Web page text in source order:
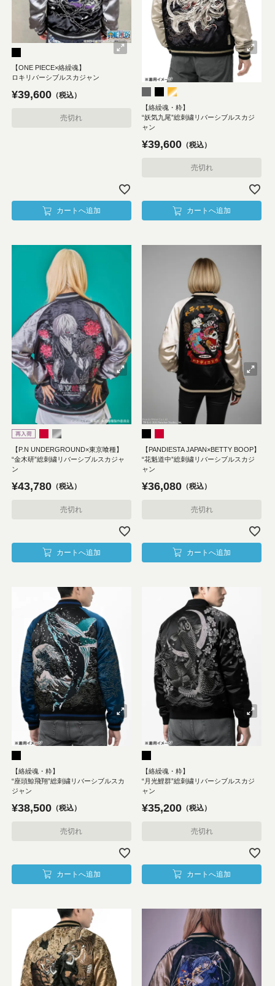
【ONE PIECE×絡繰魂】
ロキリバーシブルスカジャン
¥39,600 税込
売切れ
カートへ追加
【絡繰魂・粋】
“妖気九尾”総刺繍リバーシブルスカジ
ャン
¥39,600 税込
売切れ
カートへ追加
【P.N UNDERGROUND×東京喰種】
“金木研”総刺繍リバーシブルスカジャ
ン
¥43,780 税込
売切れ
カートへ追加
【PANDIESTA JAPAN×BETTY BOOP】
“花魁道中”総刺繍リバーシブルスカジ
ャン
¥36,080 税込
売切れ
カートへ追加
【絡繰魂・粋】
“座頭鯨飛翔”総刺繍リバーシブルスカ
ジャン
¥38,500 税込
売切れ
カートへ追加
【絡繰魂・粋】
“月光鯉群”総刺繍リバーシブルスカジ
ャン
¥35,200 税込
売切れ
カートへ追加